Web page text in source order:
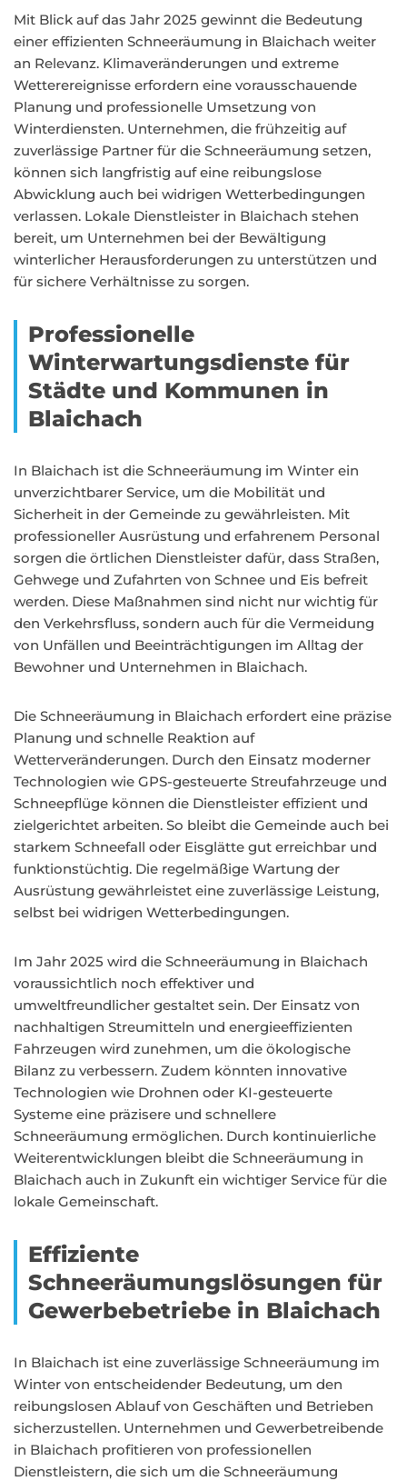
Mit Blick auf das Jahr 2025 gewinnt die Bedeutung
einer effizienten Schneeräumung in Blaichach weiter
an Relevanz. Klimaveränderungen und extreme
Wetterereignisse erfordern eine vorausschauende
Planung und professionelle Umsetzung von
Winterdiensten. Unternehmen, die frühzeitig auf
zuverlässige Partner für die Schneeräumung setzen,
können sich langfristig auf eine reibungslose
Abwicklung auch bei widrigen Wetterbedingungen
verlassen. Lokale Dienstleister in Blaichach stehen
bereit, um Unternehmen bei der Bewältigung
winterlicher Herausforderungen zu unterstützen und
für sichere Verhältnisse zu sorgen.
Professionelle
Winterwartungsdienste für
Städte und Kommunen in
Blaichach
In Blaichach ist die Schneeräumung im Winter ein
unverzichtbarer Service, um die Mobilität und
Sicherheit in der Gemeinde zu gewährleisten. Mit
professioneller Ausrüstung und erfahrenem Personal
sorgen die örtlichen Dienstleister dafür, dass Straßen,
Gehwege und Zufahrten von Schnee und Eis befreit
werden. Diese Maßnahmen sind nicht nur wichtig für
den Verkehrsfluss, sondern auch für die Vermeidung
von Unfällen und Beeinträchtigungen im Alltag der
Bewohner und Unternehmen in Blaichach.
Die Schneeräumung in Blaichach erfordert eine präzise
Planung und schnelle Reaktion auf
Wetterveränderungen. Durch den Einsatz moderner
Technologien wie GPS-gesteuerte Streufahrzeuge und
Schneepflüge können die Dienstleister effizient und
zielgerichtet arbeiten. So bleibt die Gemeinde auch bei
starkem Schneefall oder Eisglätte gut erreichbar und
funktionstüchtig. Die regelmäßige Wartung der
Ausrüstung gewährleistet eine zuverlässige Leistung,
selbst bei widrigen Wetterbedingungen.
Im Jahr 2025 wird die Schneeräumung in Blaichach
voraussichtlich noch effektiver und
umweltfreundlicher gestaltet sein. Der Einsatz von
nachhaltigen Streumitteln und energieeffizienten
Fahrzeugen wird zunehmen, um die ökologische
Bilanz zu verbessern. Zudem könnten innovative
Technologien wie Drohnen oder KI-gesteuerte
Systeme eine präzisere und schnellere
Schneeräumung ermöglichen. Durch kontinuierliche
Weiterentwicklungen bleibt die Schneeräumung in
Blaichach auch in Zukunft ein wichtiger Service für die
lokale Gemeinschaft.
Effiziente
Schneeräumungslösungen für
Gewerbebetriebe in Blaichach
In Blaichach ist eine zuverlässige Schneeräumung im
Winter von entscheidender Bedeutung, um den
reibungslosen Ablauf von Geschäften und Betrieben
sicherzustellen. Unternehmen und Gewerbetreibende
in Blaichach profitieren von professionellen
Dienstleistern, die sich um die Schneeräumung